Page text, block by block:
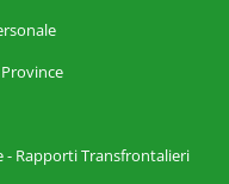
- Rapporti Transfrontalieri